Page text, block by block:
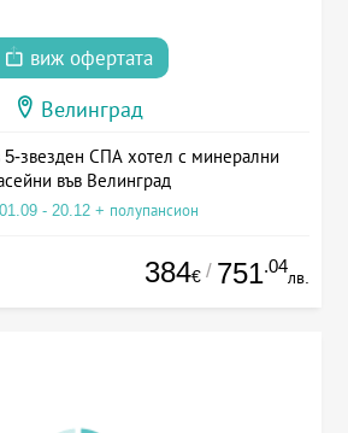
виж офертата
Велинград
звезден СПА хотел с минерални
във Велинград
- 20.12 + полупансион
384€ / 751.04
лв.